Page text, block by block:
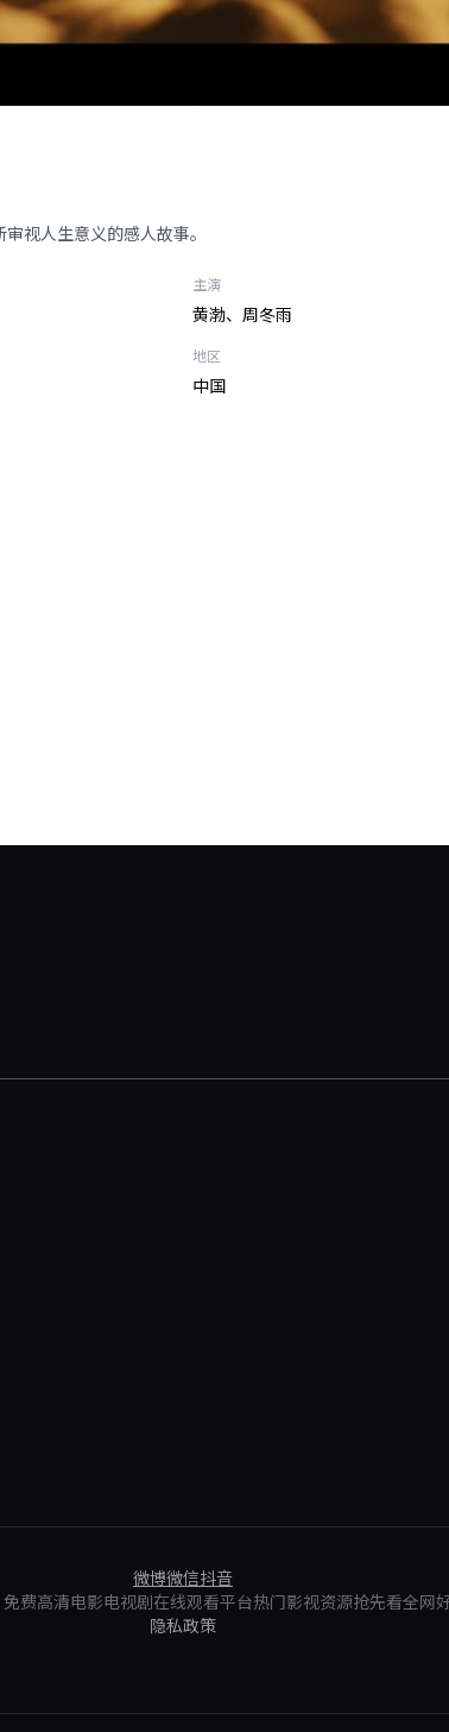
视人生意义的感人故事。
主演
黄渤、周冬雨
地区
中国
微博微信抖音
费高清电影电视剧在线观看平台热门影视资源抢先看全网
隐私政策